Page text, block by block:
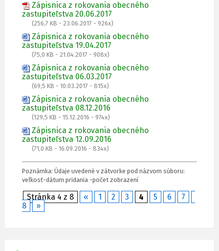
Zápisnica z rokovania obecného
zastupiteľstva 20.06.2017
(256,7 KB - 23.06.2017 - 926x)
Zápisnica z rokovania obecného
zastupiteľstva 19.04.2017
(75,0 KB - 21.04.2017 - 908x)
Zápisnica z rokovania obecného
zastupiteľstva 06.03.2017
(69,5 KB - 10.03.2017 - 815x)
Zápisnica z rokovania obecného
zastupiteľstva 08.12.2016
(129,5 KB - 15.12.2016 - 974x)
Zápisnica z rokovania obecného
zastupiteľstva 12.09.2016
(71,0 KB - 16.09.2016 - 834x)
Poznámka: Údaje uvedené v zátvorke pod názvom súboru:
veľkosť-dátum pridania -počet zobrazení
Stránka 4 z 8 « 1 2 3 4 5 6
7
8
»